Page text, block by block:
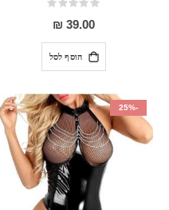
Rating:
0%
39.00 ₪
הוסף לסל
-25%